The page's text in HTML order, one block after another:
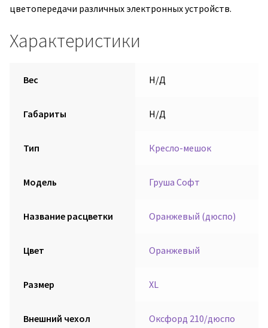
цветопередачи различных электронных устройств.
Характеристики
Вес Н/Д
Габариты Н/Д
Тип Кресло-мешок
Модель Груша Софт
Название расцветки Оранжевый (дюспо)
Цвет Оранжевый
Размер XL
Внешний чехол Оксфорд 210/дюспо